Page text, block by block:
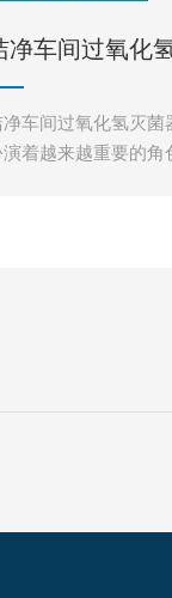
净车间过氧化
厂商的设备比
净车间过氧化氢灭菌
演着越来越重要的角